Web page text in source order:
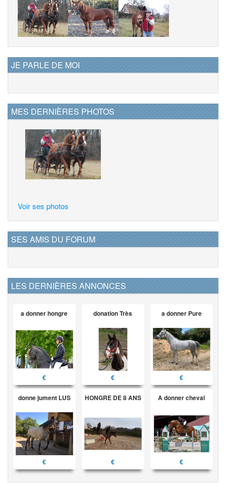
JE PARLE DE MOI
MES DERNIÈRES PHOTOS
Voir ses photos
SES AMIS DU FORUM
LES DERNIÈRES ANNONCES
a donner hongre
€
donation Très
€
a donner Pure
€
donne jument LUS
€
HONGRE DE 8 ANS
€
A donner cheval
€